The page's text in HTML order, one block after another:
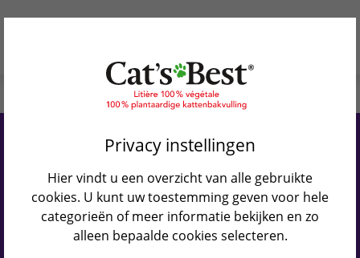
Waarom Cat’s Best
Onze producten
Katten Blog
Verkooppunten
Cat’s BestSmart Pellets
Zacht klontvormend en blijft niet
aan de vacht kleven
Privacy instellingen
Hier vindt u een overzicht van alle gebruikte
cookies. U kunt uw toestemming geven voor hele
categorieën of meer informatie bekijken en zo
alleen bepaalde cookies selecteren.